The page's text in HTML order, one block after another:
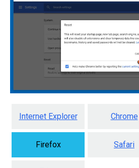
Internet Explorer Chrome
Firefox Safari